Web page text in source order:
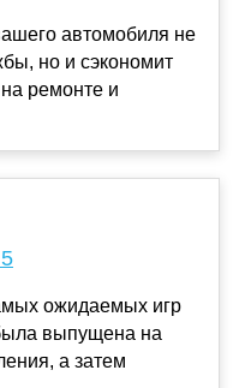
автомобиля не
но и сэкономит
ремонте и
ожидаемых игр
выпущена на
а затем